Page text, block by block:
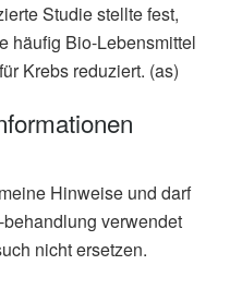
Studie stellte fest,
häufig Bio-Lebensmittel
Krebs reduziert. (as)
Hinweise und darf
verwendet
nicht ersetzen.